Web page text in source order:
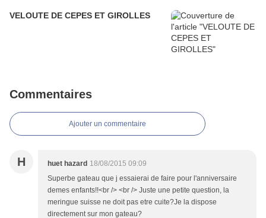
VELOUTE DE CEPES ET GIROLLES
Commentaires
Ajouter un commentaire
H huet hazard 18/08/2015 09:09
Superbe gateau que j essaierai de faire pour l'anniversaire
demes enfants!!<br /> <br /> Juste une petite question, la
meringue suisse ne doit pas etre cuite?Je la dispose
directement sur mon gateau?